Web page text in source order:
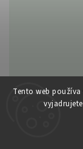
Tento web